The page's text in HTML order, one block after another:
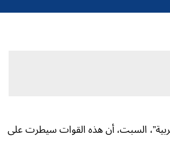
السبت، أن هذه القوات سيطرت على